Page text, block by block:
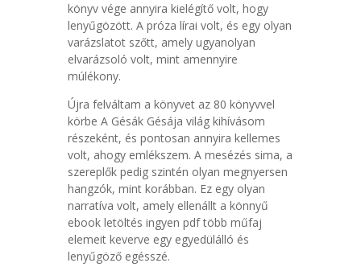
könyv vége annyira kielégítő volt, hogy
lenyűgözött. A próza lírai volt, és egy olyan
varázslatot szőtt, amely ugyanolyan
elvarázsoló volt, mint amennyire
múlékony.
Újra felváltam a könyvet az 80 könyvvel
körbe A Gésák Gésája világ kihívásom
részeként, és pontosan annyira kellemes
volt, ahogy emlékszem. A mesézés sima, a
szereplők pedig szintén olyan megnyersen
hangzók, mint korábban. Ez egy olyan
narratíva volt, amely ellenállt a könnyű
ebook letöltés ingyen pdf több műfaj
elemeit keverve egy egyedülálló és
lenyűgöző egésszé.